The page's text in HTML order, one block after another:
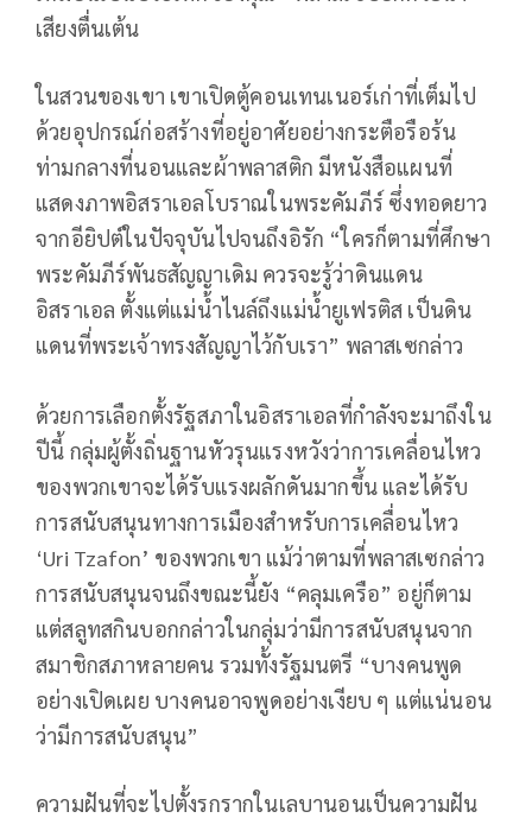
เสียงตื่นเต้น
ในสวนของเขา เขาเปิดตู้คอนเทนเนอร์เก่าที่เต็มไป
ด้วยอุปกรณ์ก่อสร้างที่อยู่อาศัยอย่างกระตือรือร้น
ท่ามกลางที่นอนและผ้าพลาสติก มีหนังสือแผนที่
แสดงภาพอิสราเอลโบราณในพระคัมภีร์ ซึ่งทอดยาว
จากอียิปต์ในปัจจุบันไปจนถึงอิรัก “ใครก็ตามที่ศึกษา
พระคัมภีร์พันธสัญญาเดิม ควรจะรู้ว่าดินแดน
อิสราเอล ตั้งแต่แม่น้ำไนล์ถึงแม่น้ำยูเฟรติส เป็นดิน
แดนที่พระเจ้าทรงสัญญาไว้กับเรา” พลาสเซกล่าว
ด้วยการเลือกตั้งรัฐสภาในอิสราเอลที่กำลังจะมาถึงใน
ปีนี้ กลุ่มผู้ตั้งถิ่นฐานหัวรุนแรงหวังว่าการเคลื่อนไหว
ของพวกเขาจะได้รับแรงผลักดันมากขึ้น และได้รับ
การสนับสนุนทางการเมืองสำหรับการเคลื่อนไหว
‘Uri Tzafon’ ของพวกเขา แม้ว่าตามที่พลาสเซกล่าว
การสนับสนุนจนถึงขณะนี้ยัง “คลุมเครือ” อยู่ก็ตาม
แต่สลูทสกินบอกกล่าวในกลุ่มว่ามีการสนับสนุนจาก
สมาชิกสภาหลายคน รวมทั้งรัฐมนตรี “บางคนพูด
อย่างเปิดเผย บางคนอาจพูดอย่างเงียบ ๆ แต่แน่นอน
ว่ามีการสนับสนุน”
ความฝันที่จะไปตั้งรกรากในเลบานอนเป็นความฝัน